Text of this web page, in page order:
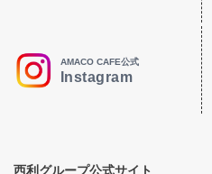
AMACO CAFE公式
Instagram
西利グループ公式サイト